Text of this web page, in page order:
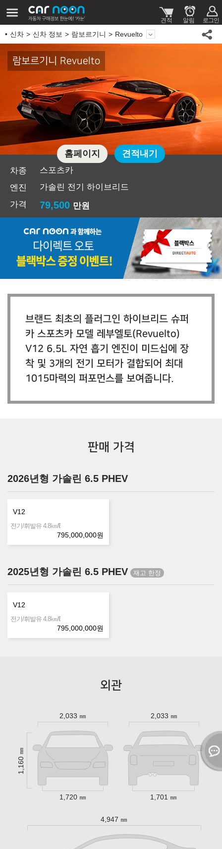
신차 신차 정보 람보르기니 Revuelto
람보르기니 Revuelto
차종
스포츠카
엔진
가솔린 전기 하이브리드
가격
79,500 만원
홈페이지 견적내기
브랜드 최초의 플러그인 하이브리드 슈퍼
카 스포츠카 모델 레부엘토(Revuelto)
V12 6.5L 자연 흡기 엔진이 미드십에 장
착 및 3개의 전기 모터가 결합되어 최대
1015마력의 퍼포먼스를 보여줍니다.
판매 가격
2026년형 가솔린 6.5 PHEV
V12
전기/휘발유 4.8㎞/ℓ
795,000,000원
2025년형 가솔린 6.5 PHEV
V12
전기/휘발유 4.8㎞/ℓ
795,000,000원
외관
2,033 ㎜ 2,033 ㎜
1,160 ㎜
1,720 ㎜ 1,701 ㎜
4,947 ㎜